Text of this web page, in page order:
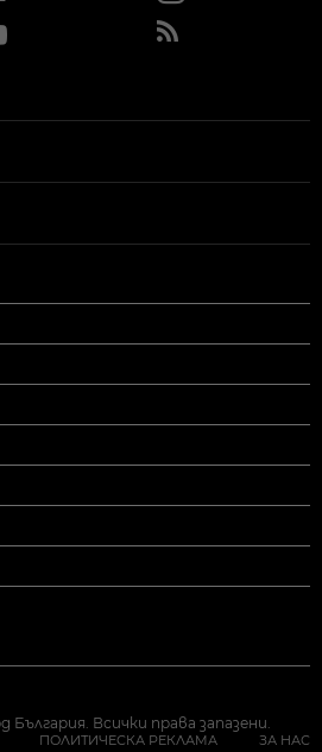
България. Всички права запазени.
ПОЛИТИЧЕСКА РЕКЛАМА ЗА НАС